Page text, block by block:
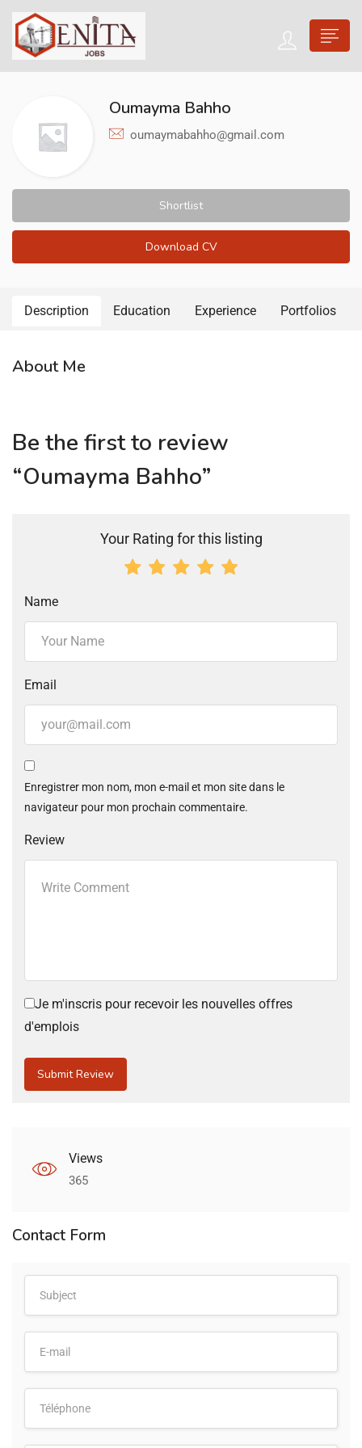
Oumayma Bahho
oumaymabahho@gmail.com
Shortlist
Download CV
Description Education Experience Portfolios
About Me
Be the first to review
“Oumayma Bahho”
Your Rating for this listing
Name
Email
Enregistrer mon nom, mon e-mail et mon site dans le
navigateur pour mon prochain commentaire.
Review
Je m'inscris pour recevoir les nouvelles offres
d'emplois
Views
365
Contact Form